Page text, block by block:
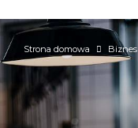
Strona domowa Biznes